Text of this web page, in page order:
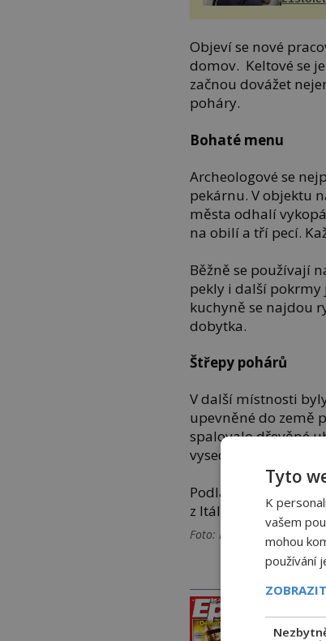
Objeví se nové
domov. Keltové se
začnou dovážet
poháry.
Bohaté menu
Archeologové se
pekárnu. V objektu
města odhalí
na obilí a tří pecí.
Běžně se používají
pekly i další pokrmy
kuchyně se najdou
dobytka.
Štřepy pohárů
V další místnosti
upevněné do země
spalovalo dřevěné
vysedávali v jídelně
Podlahy jsou
z Itálie a také
Foto: LATTES EXCAVATION,
PRÁVĚ V
Tyto
K
vašem
mohou
používání